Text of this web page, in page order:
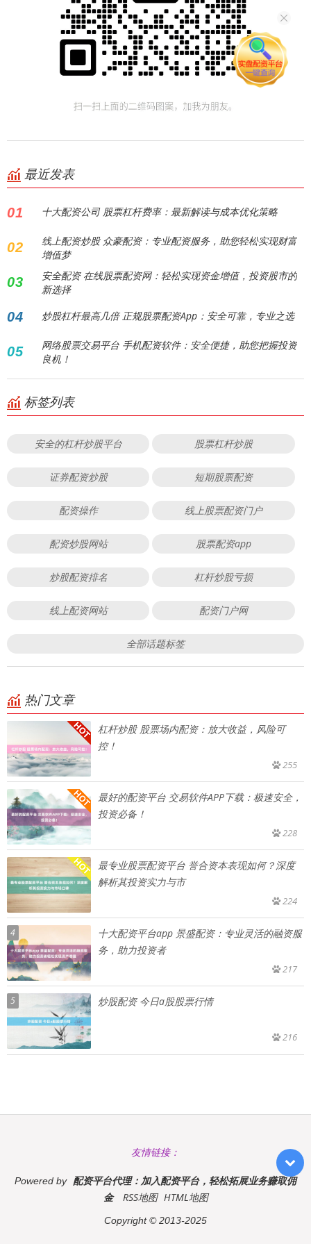
最近发表
01 十大配资公司 股票杠杆费率：最新解读与成本优化策略
02
线上配资炒股 众豪配资：专业配资服务，助您轻松实现财富
增值梦
03
安全配资 在线股票配资网：轻松实现资金增值，投资股市的
新选择
04 炒股杠杆最高几倍 正规股票配资App：安全可靠，专业之选
05
网络股票交易平台 手机配资软件：安全便捷，助您把握投资
良机！
标签列表
安全的杠杆炒股平台 股票杠杆炒股
证券配资炒股 短期股票配资
配资操作 线上股票配资门户
配资炒股网站 股票配资app
炒股配资排名 杠杆炒股亏损
线上配资网站 配资门户网
全部话题标签
热门文章
杠杆炒股 股票场内配资：放大收益，风险可
控！
255
最好的配资平台 交易软件APP下载：极速安全，
投资必备！
228
最专业股票配资平台 誉合资本表现如何？深度
解析其投资实力与市
224
4
十大配资平台app 景盛配资：专业灵活的融资服
务，助力投资者
217
5 炒股配资 今日a股股票行情
216
友情链接：
Powered by 配资平台代理：加入配资平台，轻松拓展业务赚取佣
金
RSS地图 HTML地图
Copyright© 2013-2025